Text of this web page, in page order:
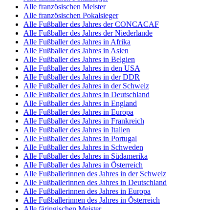
Alle französischen Meister
Alle französischen Pokalsieger
Alle Fußballer des Jahres der CONCACAF
Alle Fußballer des Jahres der Niederlande
Alle Fußballer des Jahres in Afrika
Alle Fußballer des Jahres in Asien
Alle Fußballer des Jahres in Belgien
Alle Fußballer des Jahres in den USA
Alle Fußballer des Jahres in der DDR
Alle Fußballer des Jahres in der Schweiz
Alle Fußballer des Jahres in Deutschland
Alle Fußballer des Jahres in England
Alle Fußballer des Jahres in Europa
Alle Fußballer des Jahres in Frankreich
Alle Fußballer des Jahres in Italien
Alle Fußballer des Jahres in Portugal
Alle Fußballer des Jahres in Schweden
Alle Fußballer des Jahres in Südamerika
Alle Fußballer des Jahres in Österreich
Alle Fußballerinnen des Jahres in der Schweiz
Alle Fußballerinnen des Jahres in Deutschland
Alle Fußballerinnen des Jahres in Europa
Alle Fußballerinnen des Jahres in Österreich